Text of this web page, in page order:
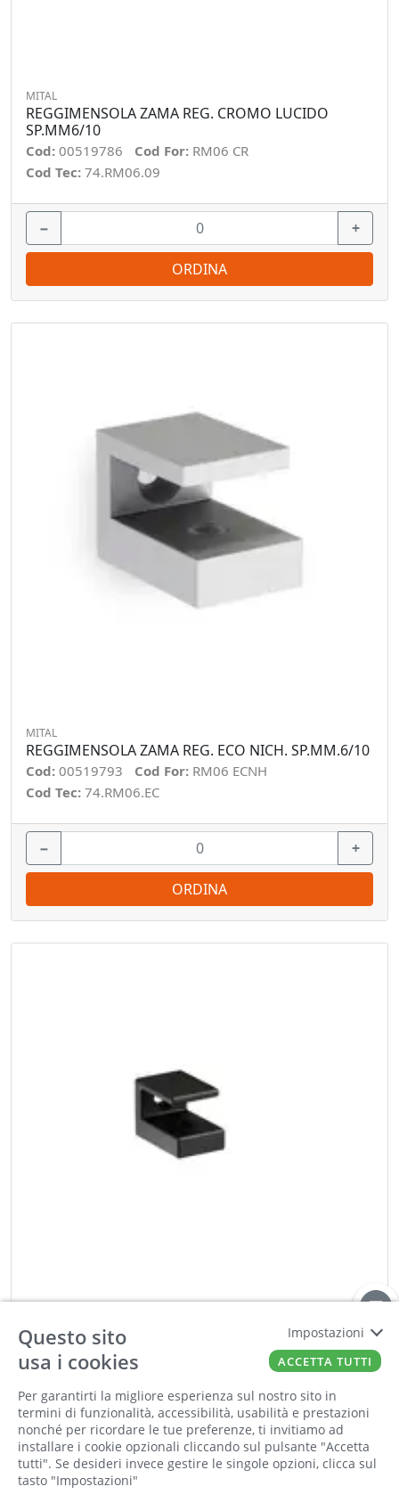
MITAL
REGGIMENSOLA ZAMA REG. CROMO LUCIDO
SP.MM6/10
Cod: 00519786 Cod For: RM06 CR
Cod Tec: 74.RM06.09
− +
ORDINA
MITAL
REGGIMENSOLA ZAMA REG. ECO NICH. SP.MM.6/10
Cod: 00519793 Cod For: RM06 ECNH
Cod Tec: 74.RM06.EC
− +
ORDINA
MITAL
REGGIMENSOLA ZAMA REG. NERO OPACO
SP.MM.6/10
Cod:00566308 Cod For:RM06 NROP
Cod Tec:74.RM06.NE
−
Questo sito
usa i cookies
Per garantirti la migliore esperienza sul nostro sito in
termini di funzionalità, accessibilità, usabilità e prestazioni
nonché per ricordare le tue preferenze, ti invitiamo ad
installare i cookie opzionali cliccando sul pulsante "Accetta
tutti". Se desideri invece gestire le singole opzioni, clicca sul
tasto "Impostazioni"
Impostazioni
ACCETTA TUTTI